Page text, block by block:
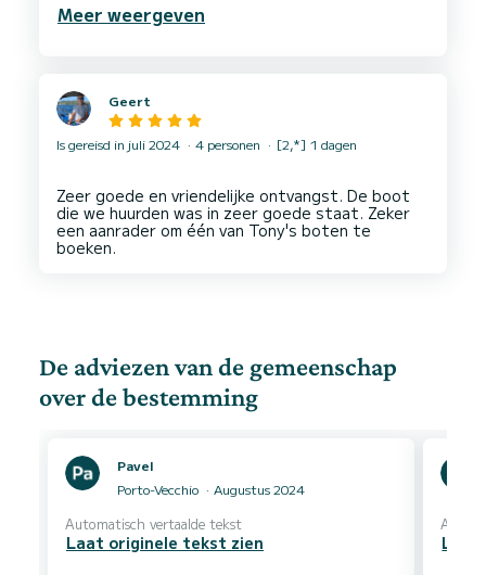
Meer weergeven
Geert
Is gereisd in juli 2024 4 personen [2,*] 1 dagen
Zeer goede en vriendelijke ontvangst. De boot
die we huurden was in zeer goede staat. Zeker
een aanrader om één van Tony's boten te
De adviezen van de gemeenschap
over de bestemming
Pavel
Porto-Vecchio
Augustus 2024
Automatisch vertaalde tekst
Laat originele tekst zien Laat